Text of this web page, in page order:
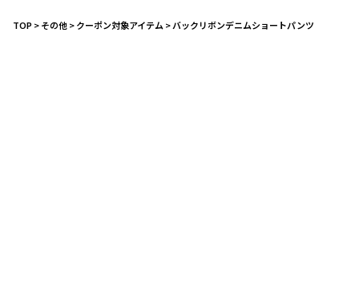
TOP>その他>クーポン対象アイテム >バックリボンデニムショートパンツ